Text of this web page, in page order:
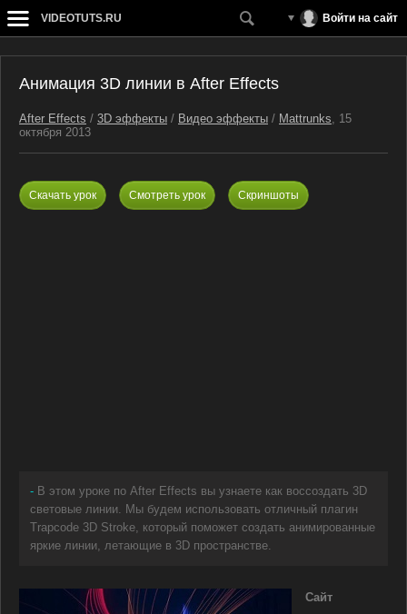
VIDEOTUTS.RU Войти на сайт
Анимация 3D линии в After Effects
After Effects / 3D эффекты / Видео эффекты / Mattrunks, 15
октября 2013
Скачать урок Смотреть урок Скриншоты
- В этом уроке по After Effects вы узнаете как воссоздать 3D
световые линии. Мы будем использовать отличный плагин
Trapcode 3D Stroke, который поможет создать анимированные
яркие линии, летающие в 3D пространстве.
Сайт